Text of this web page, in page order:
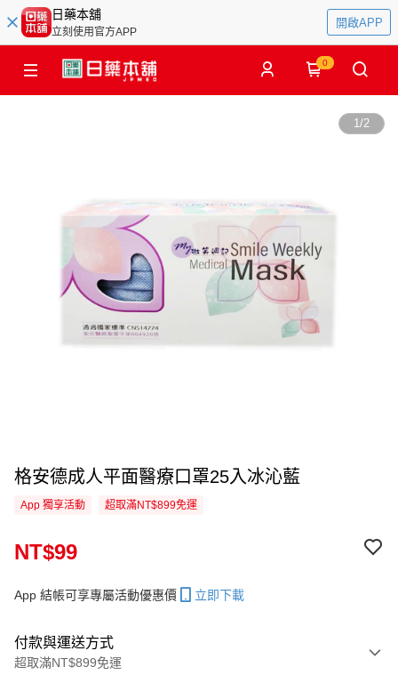
日藥本舖
立刻使用官方APP
開啟APP
0
1/2
格安德成人平面醫療口罩25入冰沁藍
App 獨享活動 超取滿NT$899免運
NT$99
App 結帳可享專屬活動優惠價 立即下載
付款與運送方式
超取滿NT$899免運